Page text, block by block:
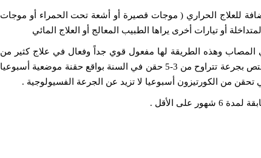
للعلاج الحراري ( موجات قصيرة أو أشعة تحت الحمراء أو موجات
أو تيارات أخرى يراها الطبيب المعالج أو العلاج المائي
المصاب وهذه الطريقة لها مفعول قوي جداً وفعال في علاج كثير من
الحالات خاصة إذا تم إعطاؤه عن طريق الطبيب المختص بجرعة تتراوح من 3-5 حقن في السنة بواقع حقنة موضعية أسبوعيا
من الكورتيزون أسبوعيا لا تزيد عن الجرعة الفسيولوجية .
الأقل .